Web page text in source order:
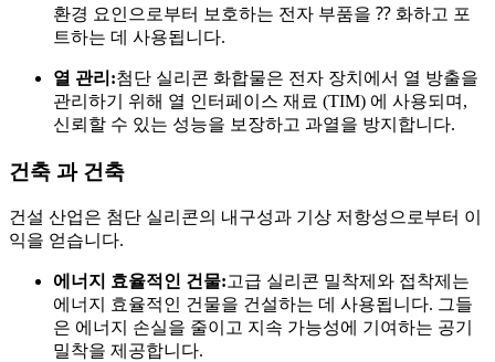
환경 요인으로부터 보호하는 전자 부품을 ⁇ 화하고 포
트하는 데 사용됩니다.
열 관리:첨단 실리콘 화합물은 전자 장치에서 열 방출을
관리하기 위해 열 인터페이스 재료 (TIM) 에 사용되며,
신뢰할 수 있는 성능을 보장하고 과열을 방지합니다.
건축 과 건축
건설 산업은 첨단 실리콘의 내구성과 기상 저항성으로부터 이
익을 얻습니다.
에너지 효율적인 건물:고급 실리콘 밀착제와 접착제는
에너지 효율적인 건물을 건설하는 데 사용됩니다. 그들
은 에너지 손실을 줄이고 지속 가능성에 기여하는 공기
밀착을 제공합니다.